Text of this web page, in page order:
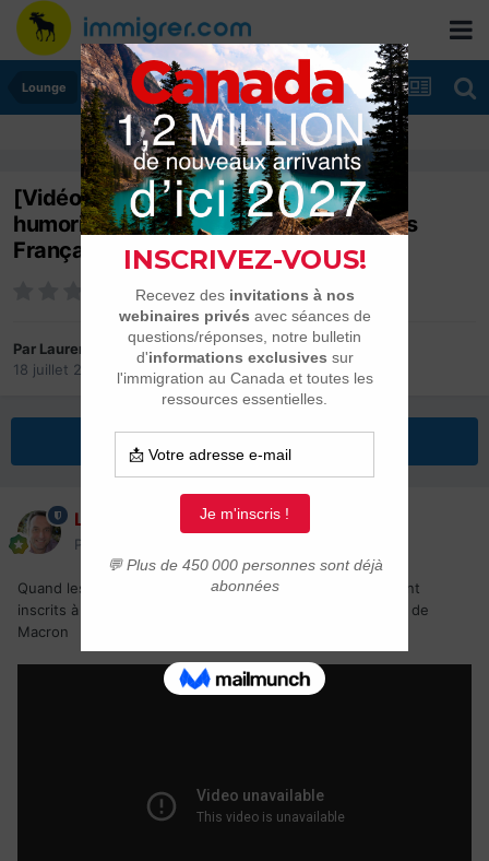
Lounge
[Vidéo] « No vaccine, no cuisine » Les
humoristes Américains se moquent des
Français
Par Laurent
18 juillet 2021
dans Lounge
Laurent
Posté(e)
Quand les Late Show se moquent des Français qui se sont
inscrits à la vaccination après l'annonce de pass sanitaire de
Macron